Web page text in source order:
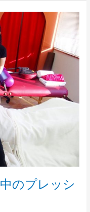
のプレッシ